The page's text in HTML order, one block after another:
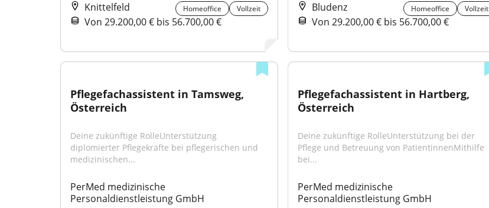
Knittelfeld
Homeoffice Vollzeit
Von 29.200,00 € bis 56.700,00 €
Bludenz
Homeoffice Vollzeit
Von 29.200,00 € bis 56.700,00 €
Pflegefachassistent in Tamsweg,
Österreich
Deine zukünftige RolleUnterstützung
diplomierter Pflegekräfte bei pflegerischen und
medizinischen...
PerMed medizinische
Personaldienstleistung GmbH
Pflegefachassistent in Hartberg,
Österreich
Deine zukünftige RolleUnterstützung bei der
Pflege und Betreuung von PatientinnenMithilfe
bei...
PerMed medizinische
Personaldienstleistung GmbH